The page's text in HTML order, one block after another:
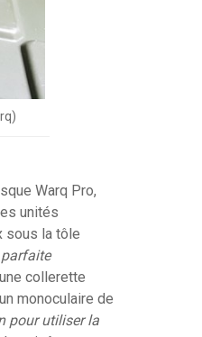
Warq Pro,
unités
sous la tôle
collerette
monoculaire de
pour utiliser la